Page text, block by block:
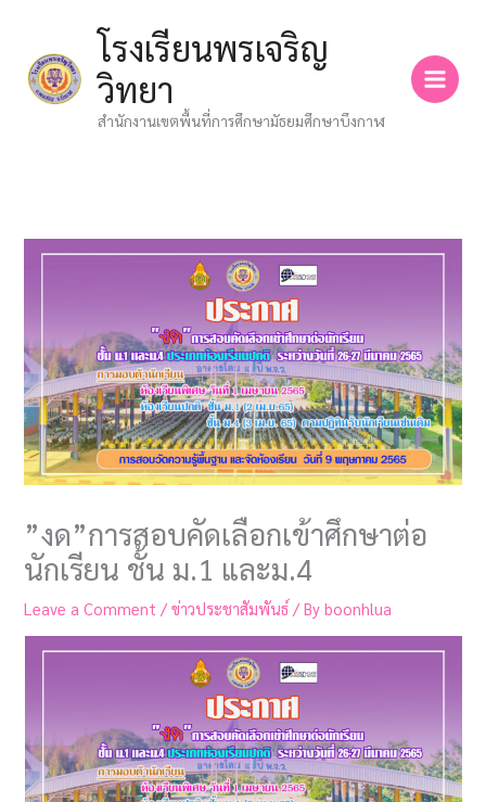
content
โรงเรียนพรเจริญ
วิทยา
สำนักงานเขตพื้นที่การศึกษามัธยมศึกษาบึงกาฬ
”งด”การสอบคัดเลือกเข้าศึกษาต่อ
นักเรียน ชั้น ม.1 และม.4
Leave a Comment /ข่าวประชาสัมพันธ์ / Byboonhlua